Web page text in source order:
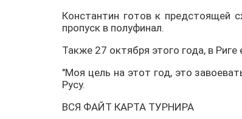
Константин готов к предстоящей
пропуск в полуфинал.
Также 27 октября этого года, в
"Моя цель на этот год, это
Русу.
ВСЯ ФАЙТ КАРТА ТУРНИРА